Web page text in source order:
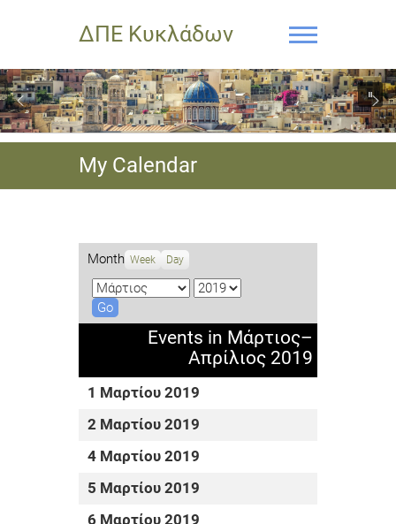
ΔΠΕ Κυκλάδων
My Calendar
Month Week Day
M
o
n
Y
a
r
Events in Μάρτιος–
Απρίλιος 2019
1 Μαρτίου 2019
2 Μαρτίου 2019
4 Μαρτίου 2019
5 Μαρτίου 2019
6 Μαρτίου 2019